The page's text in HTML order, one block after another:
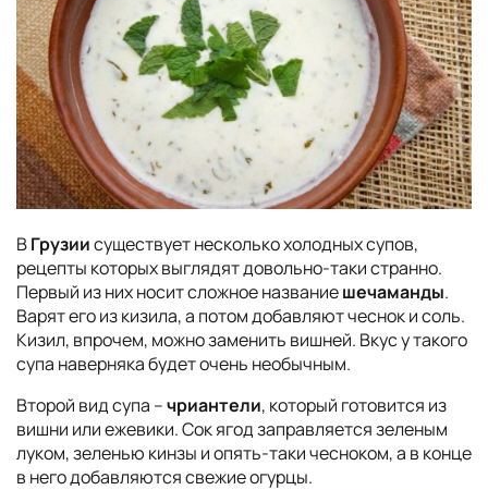
ВГрузиисуществует несколько холодных супов,
рецепты которых выглядят довольно-таки странно.
Первый из них носит сложное названиешечаманды.
Варят его из кизила, а потом добавляют чеснок и соль.
Кизил, впрочем, можно заменить вишней. Вкус у такого
супа наверняка будет очень необычным.
Второй вид супа –чриантели, который готовится из
вишни или ежевики. Сок ягод заправляется зеленым
луком, зеленью кинзы и опять-таки чесноком, а в конце
в него добавляются свежие огурцы.